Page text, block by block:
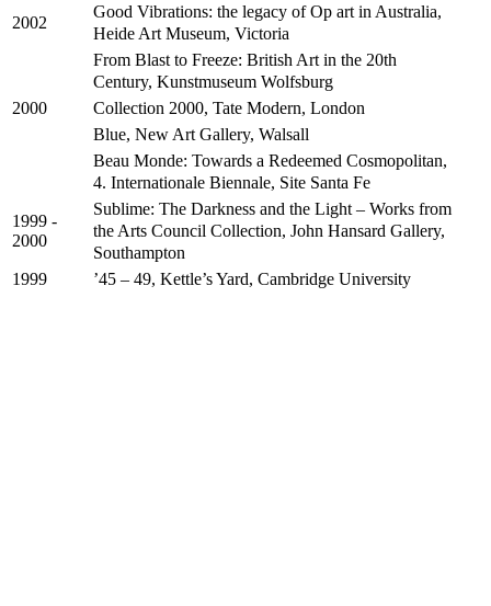
2002
Good Vibrations: the legacy of Op art in Australia,
Heide Art Museum, Victoria
From Blast to Freeze: British Art in the 20th
Century, Kunstmuseum Wolfsburg
2000
Collection 2000, Tate Modern, London
Blue, New Art Gallery, Walsall
Beau Monde: Towards a Redeemed Cosmopolitan,
4. Internationale Biennale, Site Santa Fe
1999 -
2000
Sublime: The Darkness and the Light – Works from
the Arts Council Collection, John Hansard Gallery,
Southampton
1999 ’45 – 49, Kettle’s Yard, Cambridge University